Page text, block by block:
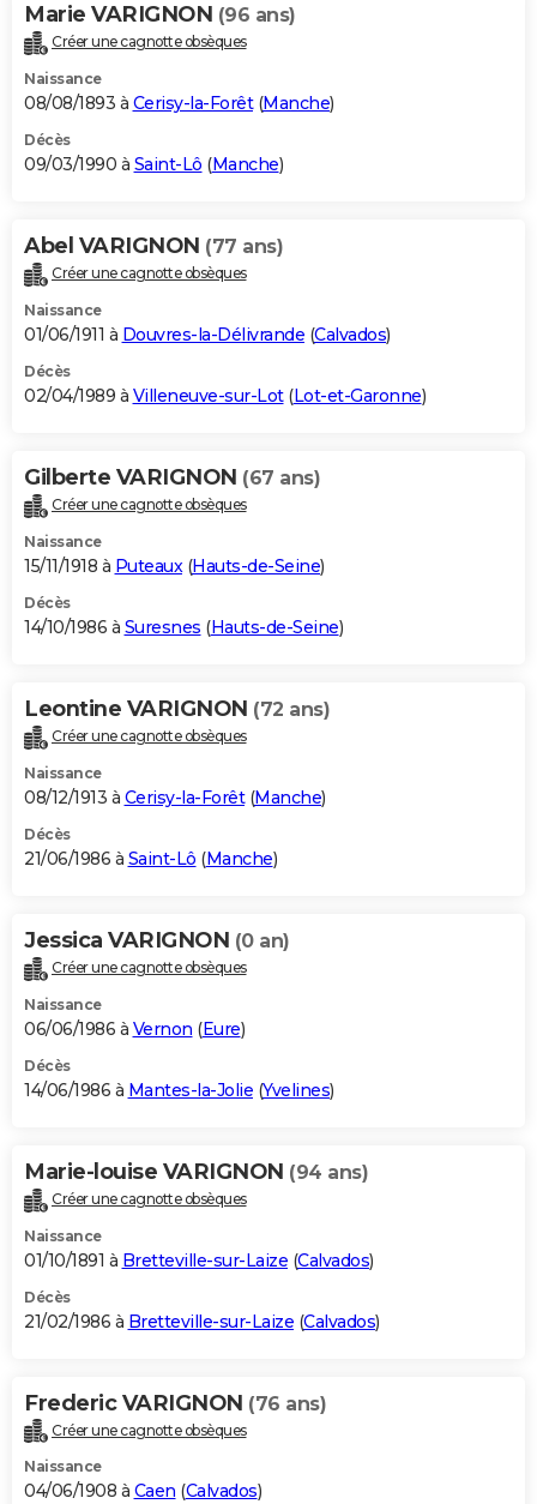
Marie VARIGNON (96 ans)
Créer une cagnotte obsèques
Naissance
08/08/1893 à Cerisy-la-Forêt(Manche)
Décès
09/03/1990 à Saint-Lô (Manche)
Abel VARIGNON (77 ans)
Créer une cagnotte obsèques
Naissance
01/06/1911 à Douvres-la-Délivrande (Calvados)
Décès
02/04/1989 à Villeneuve-sur-Lot(Lot-et-Garonne)
Gilberte VARIGNON (67 ans)
Créer une cagnotte obsèques
Naissance
15/11/1918 à Puteaux(Hauts-de-Seine)
Décès
14/10/1986 à Suresnes (Hauts-de-Seine)
Leontine VARIGNON (72 ans)
Créer une cagnotte obsèques
Naissance
08/12/1913 à Cerisy-la-Forêt(Manche)
Décès
21/06/1986 à Saint-Lô (Manche)
Jessica VARIGNON (0 an)
Créer une cagnotte obsèques
Naissance
06/06/1986 à Vernon (Eure)
Décès
14/06/1986 à Mantes-la-Jolie (Yvelines)
Marie-louise VARIGNON (94 ans)
Créer une cagnotte obsèques
Naissance
01/10/1891 à Bretteville-sur-Laize (Calvados)
Décès
21/02/1986 à Bretteville-sur-Laize (Calvados)
Frederic VARIGNON (76 ans)
Créer une cagnotte obsèques
Naissance
04/06/1908 à Caen (Calvados)